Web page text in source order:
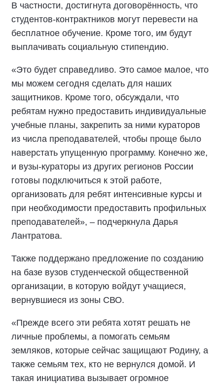
В частности, достигнута договорённость, что
студентов-контрактников могут перевести на
бесплатное обучение. Кроме того, им будут
выплачивать социальную стипендию.
«Это будет справедливо. Это самое малое, что
мы можем сегодня сделать для наших
защитников. Кроме того, обсуждали, что
ребятам нужно предоставить индивидуальные
учебные планы, закрепить за ними кураторов
из числа преподавателей, чтобы проще было
наверстать упущенную программу. Конечно же,
и вузы-кураторы из других регионов России
готовы подключиться к этой работе,
организовать для ребят интенсивные курсы и
при необходимости предоставить профильных
преподавателей», – подчеркнула Дарья
Лантратова.
Также поддержано предложение по созданию
на базе вузов студенческой общественной
организации, в которую войдут учащиеся,
вернувшиеся из зоны СВО.
«Прежде всего эти ребята хотят решать не
личные проблемы, а помогать семьям
земляков, которые сейчас защищают Родину, а
также семьям тех, кто не вернулся домой. И
такая инициатива вызывает огромное